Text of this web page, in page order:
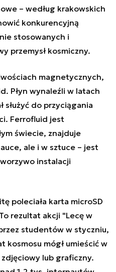
– według krakowskich
konkurencyjną
stosowanych i
przemysł kosmiczny.
magnetycznych,
Płyn wynaleźli w latach
służyć do przyciągania
Ferrofluid jest
świecie, znajduje
ale i w sztuce – jest
instalacji
poleciała karta microSD
rezultat akcji "Lecę w
studentów w styczniu,
kosmosu mógł umieścić w
lub graficzny.